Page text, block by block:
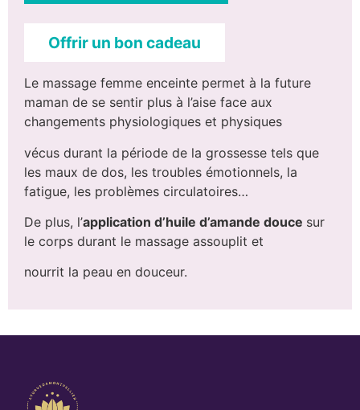
Offrir un bon cadeau
Le massage femme enceinte permet à la future
maman de se sentir plus à l’aise face aux
changements physiologiques et physiques
vécus durant la période de la grossesse tels que
les maux de dos, les troubles émotionnels, la
fatigue, les problèmes circulatoires…
De plus, l’application d’huile d’amande douce sur
le corps durant le massage assouplit et
nourrit la peau en douceur.